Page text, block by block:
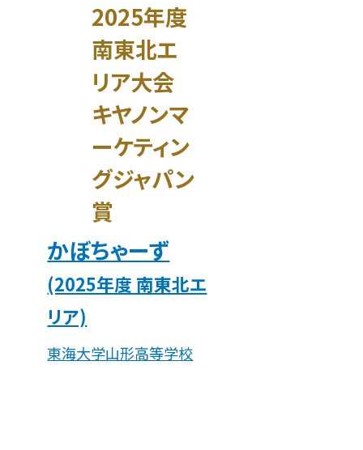
2025年度
南東北エ
リア大会
キヤノンマ
ーケティン
グジャパン
賞
かぼちゃーず
(2025年度 南東北エ
リア)
東海大学山形高等学校